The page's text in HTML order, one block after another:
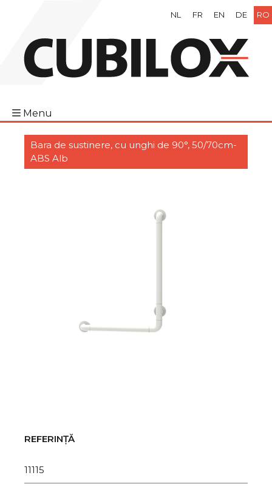
NL FR EN DE RO
Menu
Bara de sustinere, cu unghi de 90°, 50/70cm-
ABS Alb
REFERINȚĂ
11115